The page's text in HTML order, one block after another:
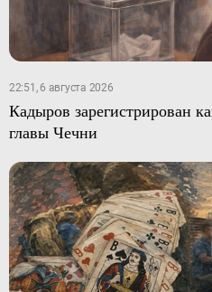
22:51, 6 августа 2026
Кадыров зарегистрирован
главы Чечни